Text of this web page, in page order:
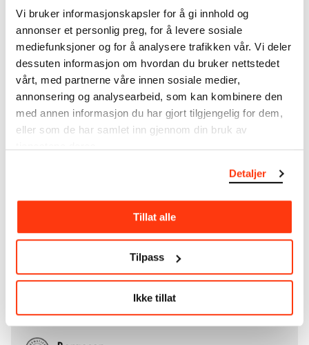
Vi bruker informasjonskapsler for å gi innhold og
annonser et personlig preg, for å levere sosiale
mediefunksjoner og for å analysere trafikken vår. Vi deler
dessuten informasjon om hvordan du bruker nettstedet
vårt, med partnerne våre innen sosiale medier,
annonsering og analysearbeid, som kan kombinere den
med annen informasjon du har gjort tilgjengelig for dem,
eller som de har samlet inn gjennom din bruk av
Detaljer
Tillat alle
Tilpass
Ikke tillat
kunstverk. I tillegg til den ekstraordinære samlingen
Edvard Munch
testamenterte til Oslo
kommune i 1940, rommer museet også samlingene
til Rolf Stenersen, Amaldus Nielsen og Ludvig O.
Ravensberg.
Merom MUNCHssamling
Les mer om bruk av våre avfotograferinger og
Les mer om arbeidet med å digitalisere Munchs
samling og katalogen over Edvard Munchs
komplette kunstnerskap er støttet
.